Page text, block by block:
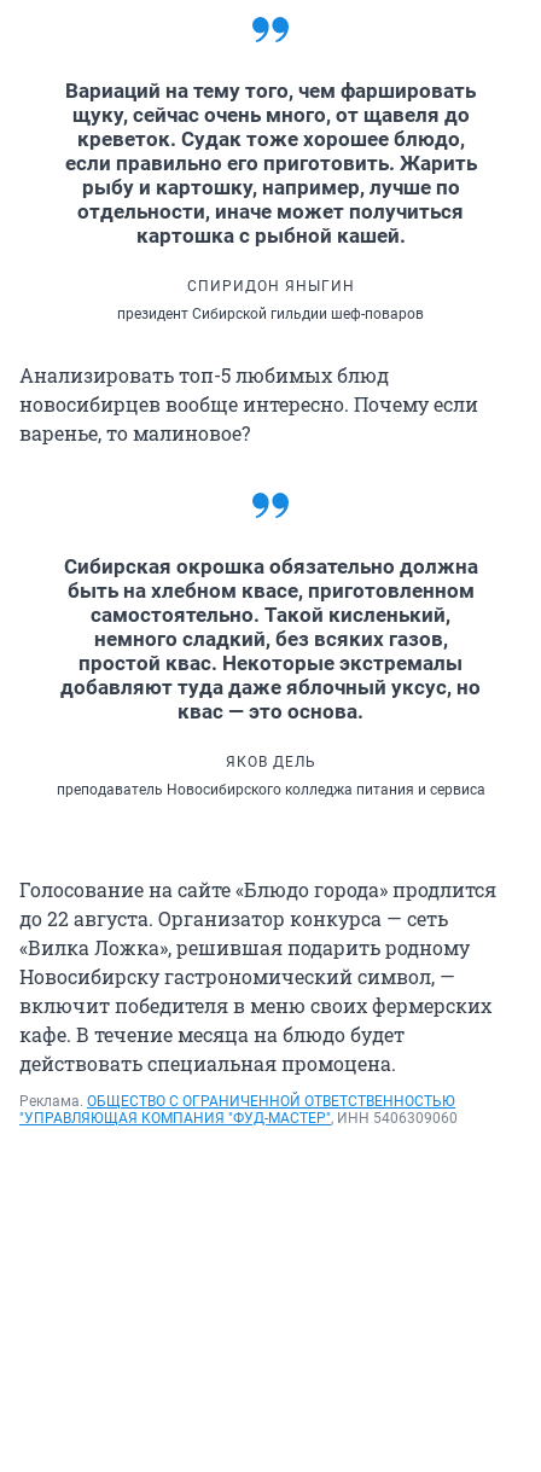
Вариаций на тему того, чем фаршировать
щуку, сейчас очень много, от щавеля до
креветок. Судак тоже хорошее блюдо,
если правильно его приготовить. Жарить
рыбу и картошку, например, лучше по
отдельности, иначе может получиться
картошка с рыбной кашей.
СПИРИДОН ЯНЫГИН
президент Сибирской гильдии шеф-поваров
Анализировать топ-5 любимых блюд
новосибирцев вообще интересно. Почему если
варенье, то малиновое?
Сибирская окрошка обязательно должна
быть на хлебном квасе, приготовленном
самостоятельно. Такой кисленький,
немного сладкий, без всяких газов,
простой квас. Некоторые экстремалы
добавляют туда даже яблочный уксус, но
квас — это основа.
ЯКОВ ДЕЛЬ
преподаватель Новосибирского колледжа питания и сервиса
Голосование на сайте «Блюдо города» продлится
до 22 августа. Организатор конкурса — сеть
«Вилка Ложка», решившая подарить родному
Новосибирску гастрономический символ, —
включит победителя в меню своих фермерских
кафе. В течение месяца на блюдо будет
действовать специальная промоцена.
Реклама. ОБЩЕСТВО С ОГРАНИЧЕННОЙ ОТВЕТСТВЕННОСТЬЮ
"УПРАВЛЯЮЩАЯ КОМПАНИЯ "ФУД-МАСТЕР", ИНН 5406309060